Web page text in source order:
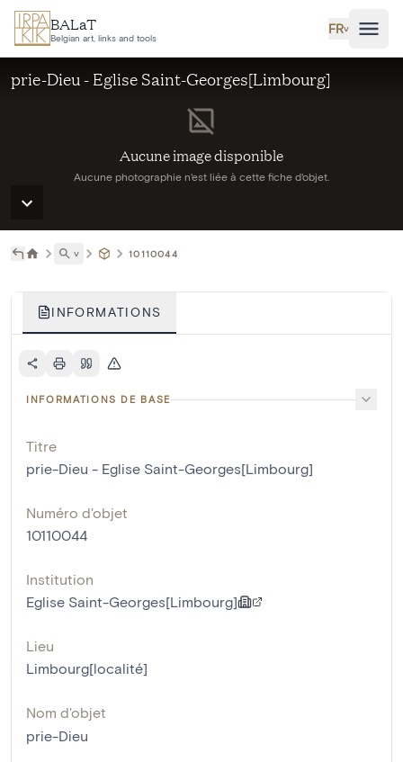
Aller au contenu principal
BALaT
Belgian art, links and tools
FR˅
Aucune image disponible
Aucune photographie n'est liée à cette fiche d'objet.
prie-Dieu - Eglise Saint-Georges[Limbourg]
˅ 10110044
INFORMATIONS
INFORMATIONS DE BASE
Titre
prie-Dieu - Eglise Saint-Georges[Limbourg]
Numéro d'objet
10110044
Institution
Eglise Saint-Georges[Limbourg]
Lieu
Limbourg[localité]
Nom d'objet
prie-Dieu